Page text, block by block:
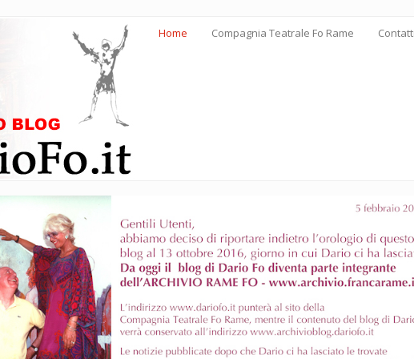
Home Compagnia Teatrale Fo Rame Contatti